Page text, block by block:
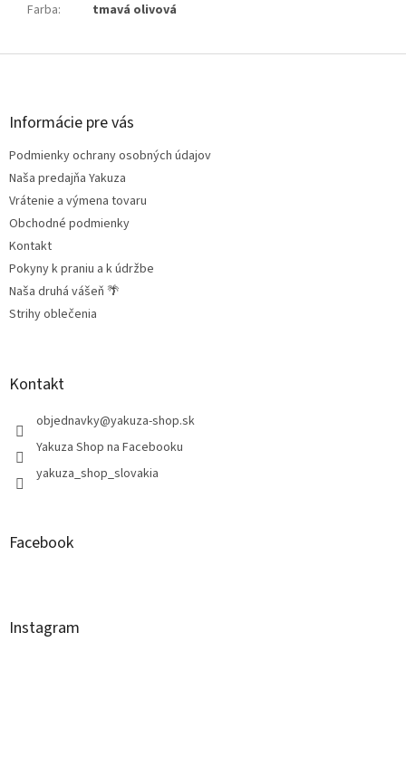
Farba: tmavá olivová
Z
Informácie pre vás
Podmienky ochrany osobných údajov
Naša predajňa Yakuza
Vrátenie a výmena tovaru
Obchodné podmienky
Kontakt
Pokyny k praniu a k údržbe
Naša druhá vášeň 🌴
Strihy oblečenia
Kontakt
objednavky@yakuza-shop.sk
Yakuza Shop na Facebooku
yakuza_shop_slovakia
Facebook
Instagram